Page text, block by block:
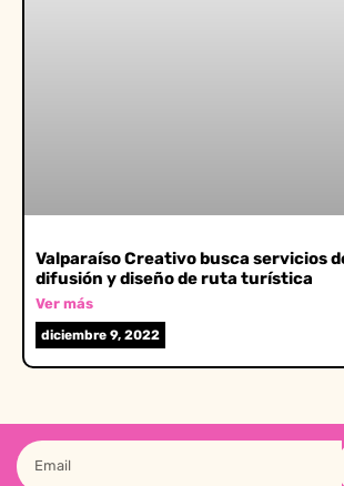
Valparaíso Creativo busca servicios
difusión y diseño de ruta turística
Ver más
diciembre 9, 2022